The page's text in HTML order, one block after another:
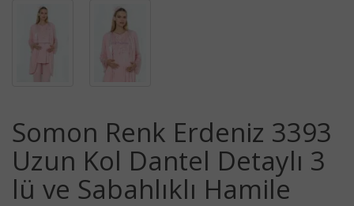
Somon Renk Erdeniz 3393
Uzun Kol Dantel Detaylı 3
lü ve Sabahlıklı Hamile